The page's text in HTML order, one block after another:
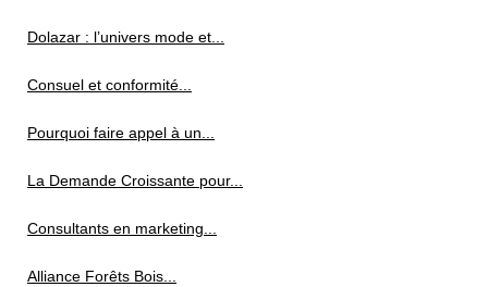
Dolazar : l’univers mode et...
Consuel et conformité...
Pourquoi faire appel à un...
La Demande Croissante pour...
Consultants en marketing...
Alliance Forêts Bois...